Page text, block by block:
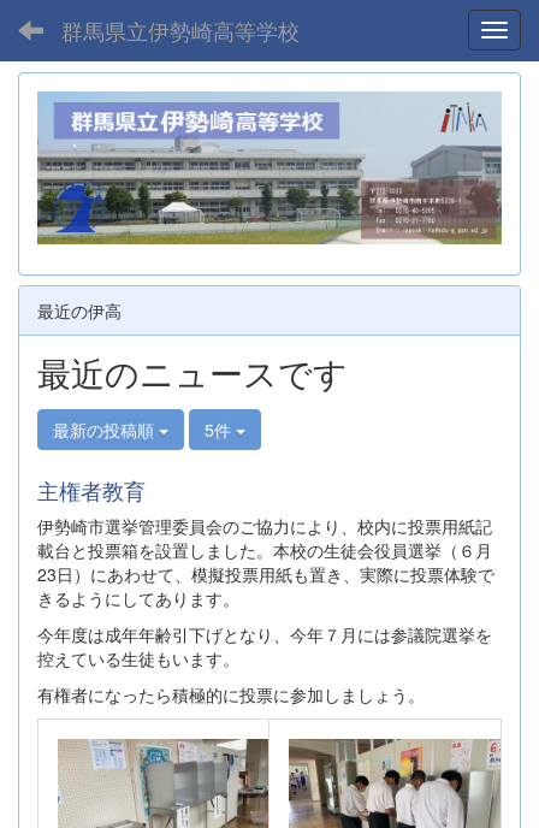
群馬県立伊勢崎高等学校
最近の伊高
最近のニュースです
最新の投稿順 5件
主権者教育
伊勢崎市選挙管理委員会のご協力により、校内に投票用紙記
載台と投票箱を設置しました。本校の生徒会役員選挙（６月
23日）にあわせて、模擬投票用紙も置き、実際に投票体験で
きるようにしてあります。
今年度は成年年齢引下げとなり、今年７月には参議院選挙を
控えている生徒もいます。
有権者になったら積極的に投票に参加しましょう。